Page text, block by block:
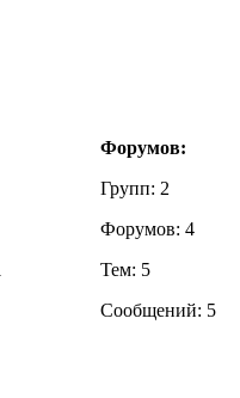
Форумов:
Групп: 2
Форумов: 4
Тем: 5
Сообщений: 5